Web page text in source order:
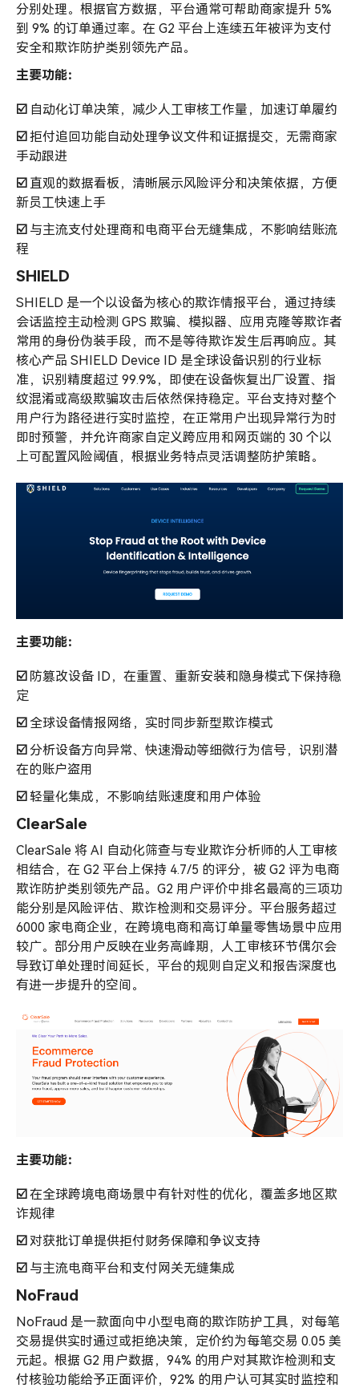
分别处理。根据官方数据，平台通常可帮助商家提升 5%
到 9% 的订单通过率。在 G2 平台上连续五年被评为支付
安全和欺诈防护类别领先产品。
主要功能：
☑️ 自动化订单决策，减少人工审核工作量，加速订单履约
☑️拒付追回功能自动处理争议文件和证据提交，无需商家
手动跟进
☑️ 直观的数据看板，清晰展示风险评分和决策依据，方便
新员工快速上手
☑️ 与主流支付处理商和电商平台无缝集成，不影响结账流
程
SHIELD
SHIELD 是一个以设备为核心的欺诈情报平台，通过持续
会话监控主动检测 GPS 欺骗、模拟器、应用克隆等欺诈者
常用的身份伪装手段，而不是等待欺诈发生后再响应。其
核心产品 SHIELD Device ID 是全球设备识别的行业标
准，识别精度超过 99.9%，即使在设备恢复出厂设置、指
纹混淆或高级欺骗攻击后依然保持稳定。平台支持对整个
用户行为路径进行实时监控，在正常用户出现异常行为时
即时预警，并允许商家自定义跨应用和网页端的 30 个以
上可配置风险阈值，根据业务特点灵活调整防护策略。
主要功能：
☑️ 防篡改设备 ID，在重置、重新安装和隐身模式下保持稳
定
☑️ 全球设备情报网络，实时同步新型欺诈模式
☑️ 分析设备方向异常、快速滑动等细微行为信号，识别潜
在的账户盗用
☑️ 轻量化集成，不影响结账速度和用户体验
ClearSale
ClearSale 将 AI 自动化筛查与专业欺诈分析师的人工审核
相结合，在 G2 平台上保持 4.7/5 的评分，被 G2 评为电商
欺诈防护类别领先产品。G2 用户评价中排名最高的三项功
能分别是风险评估、欺诈检测和交易评分。平台服务超过
6000 家电商企业，在跨境电商和高订单量零售场景中应用
较广。部分用户反映在业务高峰期，人工审核环节偶尔会
导致订单处理时间延长，平台的规则自定义和报告深度也
有进一步提升的空间。
主要功能：
☑️在全球跨境电商场景中有针对性的优化，覆盖多地区欺
诈规律
☑️对获批订单提供拒付财务保障和争议支持
☑️ 与主流电商平台和支付网关无缝集成
NoFraud
NoFraud 是一款面向中小型电商的欺诈防护工具，对每笔
交易提供实时通过或拒绝决策，定价约为每笔交易 0.05 美
元起。根据 G2 用户数据，94% 的用户对其欺诈检测和支
付核验功能给予正面评价，92% 的用户认可其实时监控和